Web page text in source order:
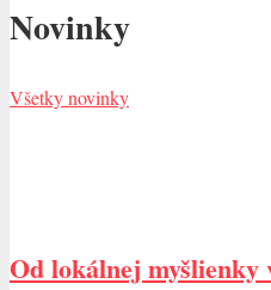
Novinky
Všetky novinky
Od lokálnej myšlienky